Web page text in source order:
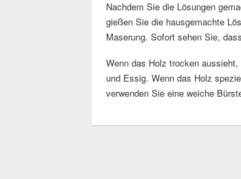
Nachdem Sie die Lösungen
gießen Sie die hausgemachte
Maserung. Sofort sehen Sie,
Wenn das Holz trocken
und Essig. Wenn das Holz
verwenden Sie eine weiche